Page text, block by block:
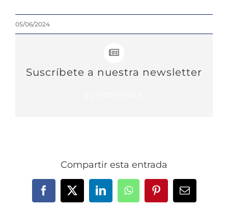
05/06/2024
Suscríbete a nuestra newsletter
Compartir esta entrada
Facebook
X LinkedInWhatsAppPinterestCorreo